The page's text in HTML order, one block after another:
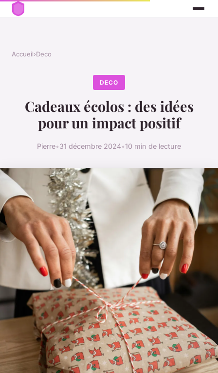
Accueil›Deco
DECO
Cadeaux écolos : des idées
pour un impact positif
Pierre•31 décembre 2024•10 min de lecture